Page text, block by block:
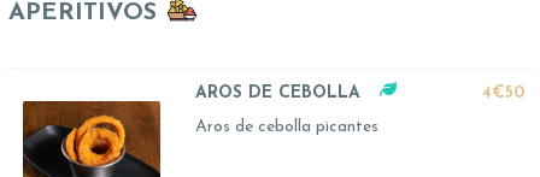
APERITIVOS
AROS DE CEBOLLA
4€50
Aros de cebolla picantes